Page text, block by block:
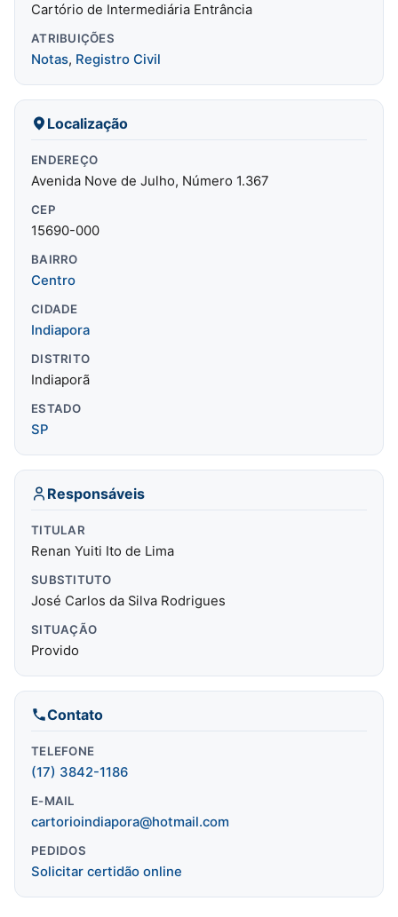
Cartório de Intermediária Entrância
ATRIBUIÇÕES
Notas, Registro Civil
Localização
ENDEREÇO
Avenida Nove de Julho, Número 1.367
CEP
15690-000
BAIRRO
Centro
CIDADE
Indiapora
DISTRITO
Indiaporã
ESTADO
SP
Responsáveis
TITULAR
Renan Yuiti Ito de Lima
SUBSTITUTO
José Carlos da Silva Rodrigues
SITUAÇÃO
Provido
Contato
TELEFONE
(17) 3842-1186
E-MAIL
cartorioindiapora@hotmail.com
PEDIDOS
Solicitar certidão online